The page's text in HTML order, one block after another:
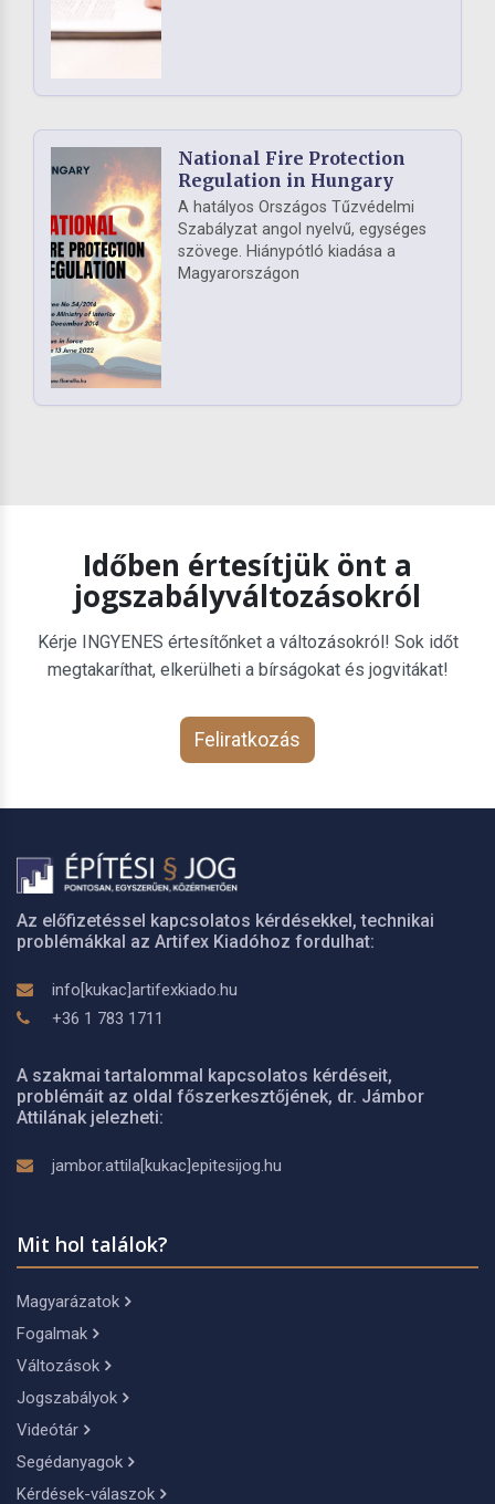
National Fire Protection
Regulation in Hungary
A hatályos Országos Tűzvédelmi
Szabályzat angol nyelvű, egységes
szövege. Hiánypótló kiadása a
Magyarországon
Időben értesítjük önt a
jogszabályváltozásokról
Kérje INGYENES értesítőnket a változásokról! Sok időt
megtakaríthat, elkerülheti a bírságokat és jogvitákat!
Feliratkozás
Az előfizetéssel kapcsolatos kérdésekkel, technikai
problémákkal az Artifex Kiadóhoz fordulhat:
info[kukac]artifexkiado.hu
+36 1 783 1711
A szakmai tartalommal kapcsolatos kérdéseit,
problémáit az oldal főszerkesztőjének, dr. Jámbor
Attilának jelezheti:
jambor.attila[kukac]epitesijog.hu
Mit hol találok?
Magyarázatok
Fogalmak
Változások
Jogszabályok
Videótár
Segédanyagok
Kérdések-válaszok